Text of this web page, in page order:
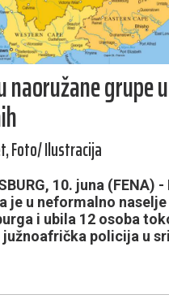
naoružane grupe
Foto/ Ilustracija
10. juna (FENA)
je u neformalno
i ubila 12 osoba
južnoafrička policija u